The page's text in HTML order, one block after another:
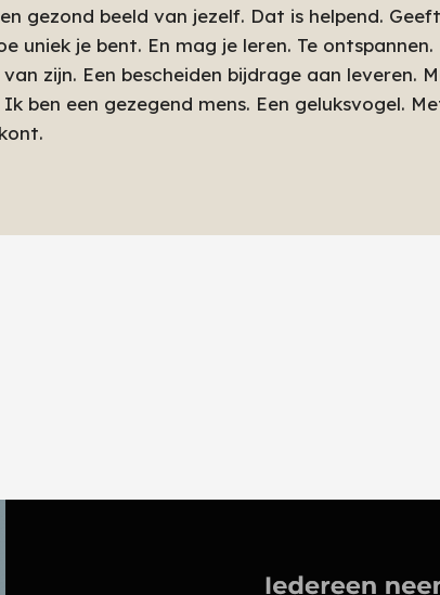
gezond beeld van jezelf. Dat is helpend.
uniek je bent. En mag je leren. Te ontspannen.
zijn. Een bescheiden bijdrage aan leveren.
ben een gezegend mens. Een geluksvogel.